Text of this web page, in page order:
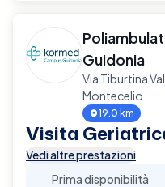
Guidonia
Via Tiburtina
Montecelio
19.0 km
Visita
Vedi altre prestazioni
Prima disponibilità